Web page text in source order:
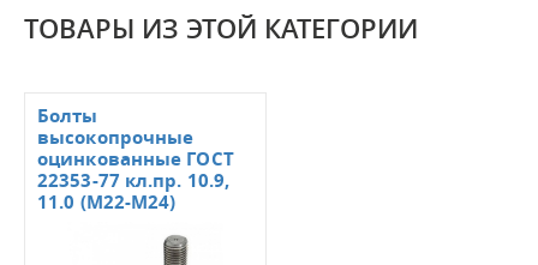
ТОВАРЫ ИЗ ЭТОЙ КАТЕГОРИИ
Болты
высокопрочные
оцинкованные ГОСТ
22353-77 кл.пр. 10.9,
11.0 (М22-М24)